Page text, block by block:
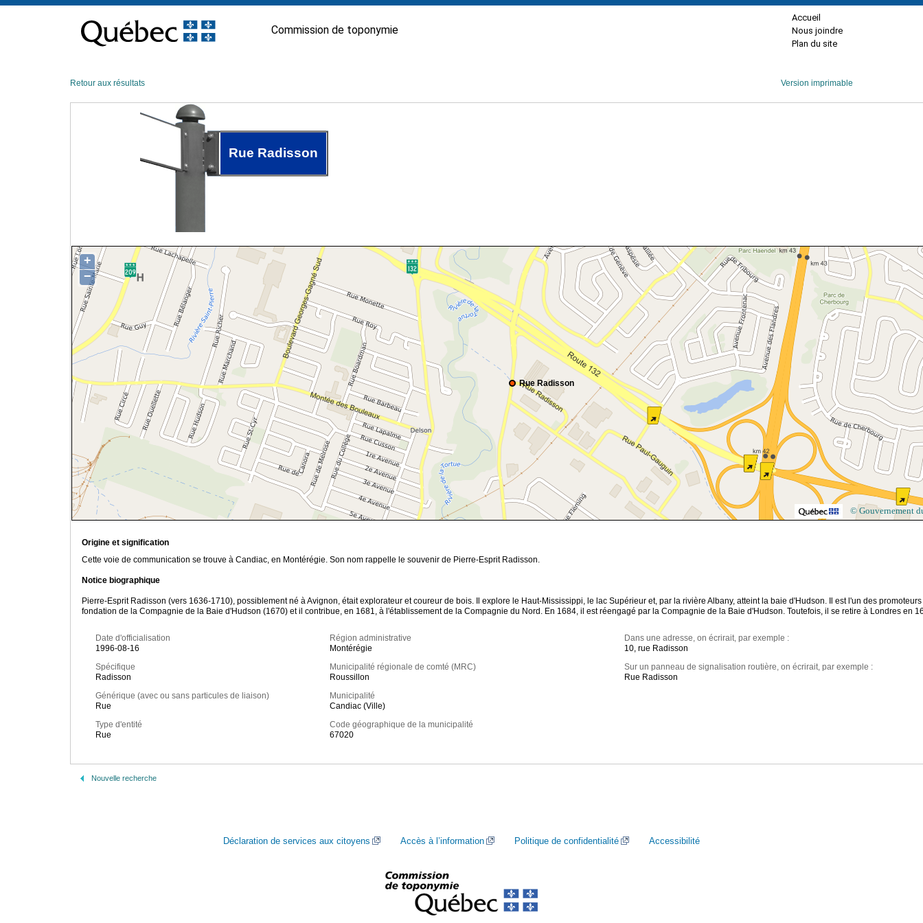
contenu
Commission de toponymie
Accueil
Nous joindre
Plan du site
Retour aux résultats Version imprimable
Rue Radisson
Rue Radisson
+
−
© Gouvernement
Origine et signification
Cette voie de communication se trouve à Candiac, en Montérégie. Son nom rappelle le souvenir de Pierre-Esprit Radisson.
Notice biographique
Pierre-Esprit Radisson (vers 1636-1710), possiblement né à Avignon, était explorateur et coureur de bois. Il explore le Haut-Mississippi, le lac Supérieur et, par la rivière Albany, atteint la baie d'Hudson. Il est l'un des
fondation de la Compagnie de la Baie d'Hudson (1670) et il contribue, en 1681, à l'établissement de la Compagnie du Nord. En 1684, il est réengagé par la Compagnie de la Baie d'Hudson. Toutefois, il se retire à Londres en
Date d'officialisation
1996-08-16
Spécifique
Radisson
Générique (avec ou sans particules de liaison)
Rue
Type d'entité
Rue
Région administrative
Montérégie
Municipalité régionale de comté (MRC)
Roussillon
Municipalité
Candiac (Ville)
Code géographique de la municipalité
67020
Dans une adresse, on écrirait, par exemple :
10, rue Radisson
Sur un panneau de signalisation routière, on écrirait, par exemple :
Rue Radisson
Nouvelle recherche
Déclaration de services aux citoyens Accès à l’information Politique de confidentialité Accessibilité